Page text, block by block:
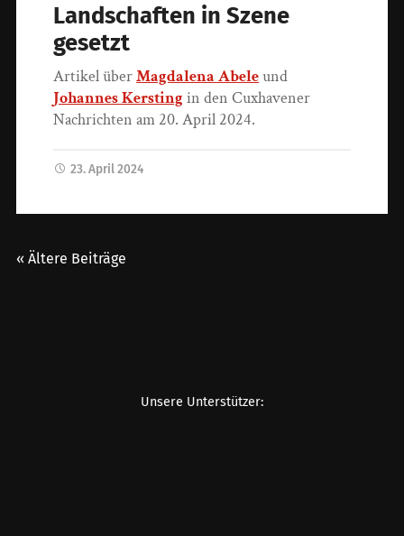
Landschaften in Szene
gesetzt
Artikel überMagdalena Abeleund
Johannes Kersting in den Cuxhavener
Nachrichten am 20. April 2024.
23. April 2024
« Ältere Beiträge
Unsere Unterstützer: